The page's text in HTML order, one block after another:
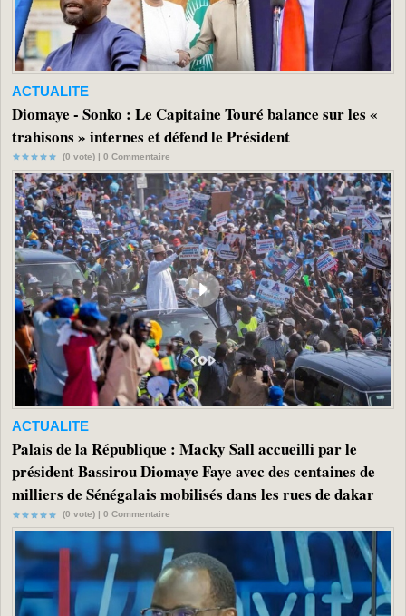
ACTUALITE
Diomaye - Sonko : Le Capitaine Touré balance sur les «
trahisons » internes et défend le Président
(0 vote) | 0 Commentaire
ACTUALITE
Palais de la République : Macky Sall accueilli par le
président Bassirou Diomaye Faye avec des centaines de
milliers de Sénégalais mobilisés dans les rues de dakar
(0 vote) | 0 Commentaire